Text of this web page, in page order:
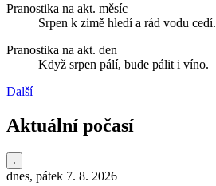
Pranostika na akt. měsíc
Srpen k zimě hledí a rád vodu cedí.
Pranostika na akt. den
Když srpen pálí, bude pálit i víno.
Další
Aktuální počasí
dnes, pátek 7. 8. 2026